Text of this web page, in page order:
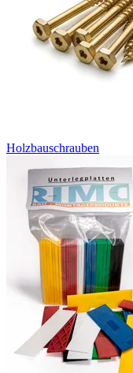
Holzbauschrauben